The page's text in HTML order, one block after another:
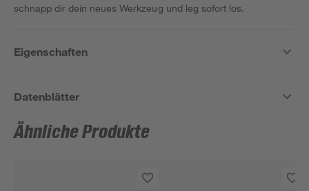
schnapp dir dein neues Werkzeug und leg sofort los.
Eigenschaften
Datenblätter
Ähnliche Produkte